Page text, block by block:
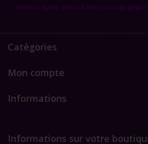
Service Après Vente à votre écoute pour
Catégories
Mon compte
Informations
Informations sur votre